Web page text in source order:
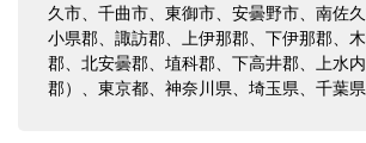
久市、千曲市、東御市、安曇野市、南佐久
小県郡、諏訪郡、上伊那郡、下伊那郡、
郡、北安曇郡、埴科郡、下高井郡、上水
郡）、東京都、神奈川県、埼玉県、千葉